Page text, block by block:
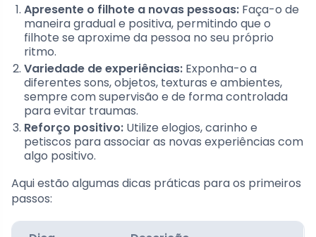
Apresente o filhote a novas pessoas: Faça-o de
maneira gradual e positiva, permitindo que o
filhote se aproxime da pessoa no seu próprio
ritmo.
Variedade de experiências: Exponha-o a
diferentes sons, objetos, texturas e ambientes,
sempre com supervisão e de forma controlada
para evitar traumas.
Reforço positivo: Utilize elogios, carinho e
petiscos para associar as novas experiências com
algo positivo.
Aqui estão algumas dicas práticas para os primeiros
passos: